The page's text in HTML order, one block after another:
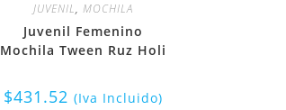
JUVENIL,MOCHILA
Juvenil Femenino
Mochila Tween Ruz Holi
$431.52 (Iva Incluido)